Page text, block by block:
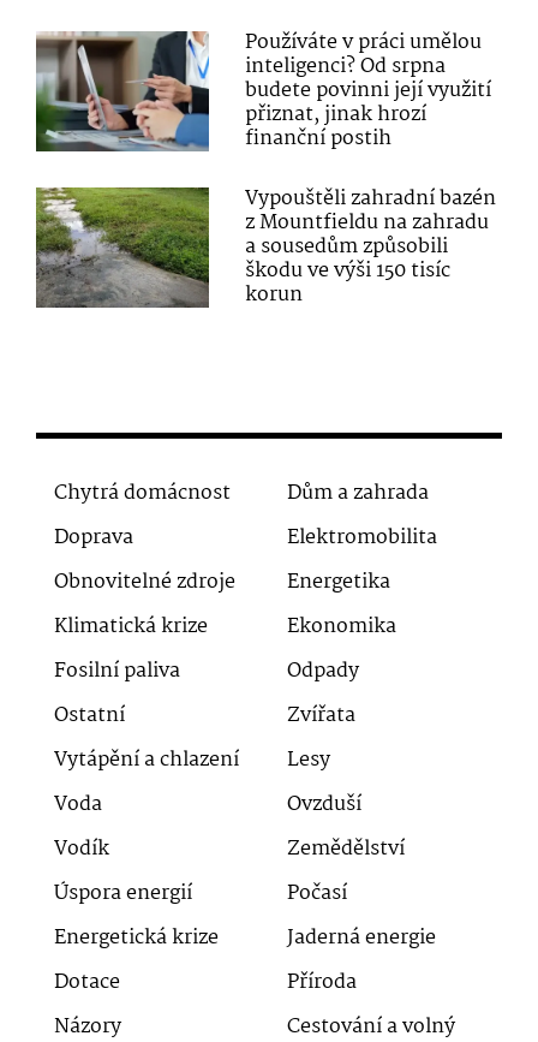
Používáte v práci umělou
inteligenci? Od srpna
budete povinni její využití
přiznat, jinak hrozí
finanční postih
Vypouštěli zahradní bazén
z Mountfieldu na zahradu
a sousedům způsobili
škodu ve výši 150 tisíc
korun
Chytrá domácnost
Dům a zahrada
Doprava
Elektromobilita
Obnovitelné zdroje
Energetika
Klimatická krize
Ekonomika
Fosilní paliva
Odpady
Ostatní
Zvířata
Vytápění a chlazení
Lesy
Voda
Ovzduší
Vodík
Zemědělství
Úspora energií
Počasí
Energetická krize
Jaderná energie
Dotace
Příroda
Názory
Cestování a volný